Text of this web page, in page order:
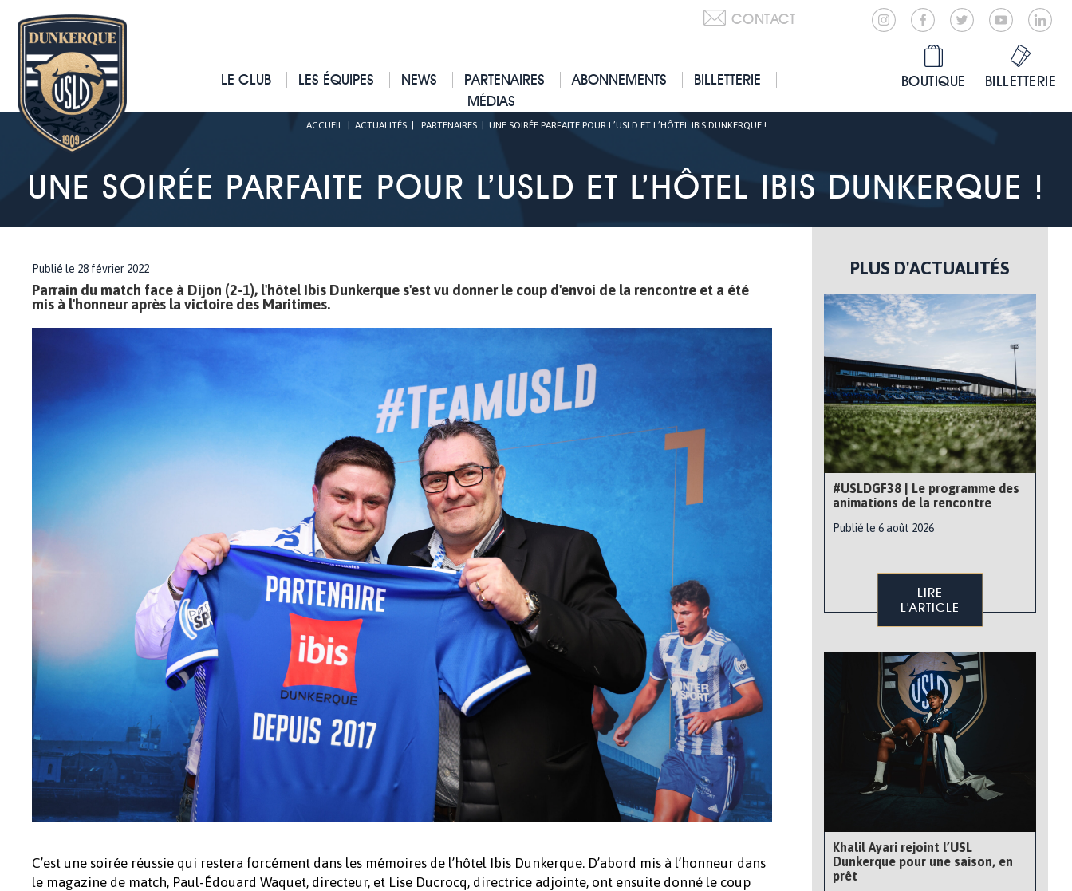
CONTACT
LE CLUB LES ÉQUIPES NEWS PARTENAIRES ABONNEMENTS
BILLETTERIE
MÉDIAS
BOUTIQUE BILLETTERIE
ACCUEIL| ACTUALITÉS| PARTENAIRES| UNE SOIRÉE PARFAITE POUR L’USLD ET L’HÔTEL IBIS DUNKERQUE !
UNE SOIRÉE PARFAITE POUR L’USLD ET L’HÔTEL IBIS DUNKERQUE !
Publié le 28 février 2022
Parrain du match face à Dijon (2-1), l'hôtel Ibis Dunkerque s'est vu donner le coup d'envoi de la rencontre et a été
mis à l'honneur après la victoire des Maritimes.
C’est une soirée réussie qui restera forcément dans les mémoires de l’hôtel Ibis Dunkerque. D’abord mis à l’honneur dans
le magazine de match, Paul-Édouard Waquet, directeur, et Lise Ducrocq, directrice adjointe, ont ensuite donné le coup
PLUS D'ACTUALITÉS
#USLDGF38 | Le programme des
animations de la rencontre
Publié le 6 août 2026
LIRE
L'ARTICLE
Khalil Ayari rejoint l’USL
Dunkerque pour une saison, en
prêt